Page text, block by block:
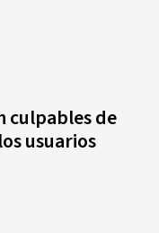
culpables de
usuarios